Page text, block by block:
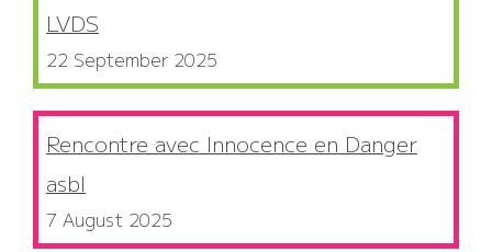
LVDS
22 September 2025
Rencontre avec Innocence en Danger
asbl
7 August 2025